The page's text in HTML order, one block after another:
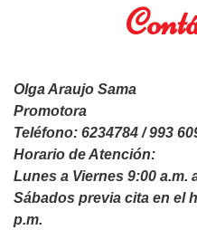
Olga Araujo Sama
Promotora
Teléfono: 6234784 / 993
Horario de Atención:
Lunes a Viernes 9:00 a.m.
Sábados previa cita en el
p.m.